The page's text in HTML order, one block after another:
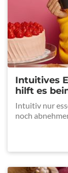
Intuitives
hilft es
Intuitiv nur
noch